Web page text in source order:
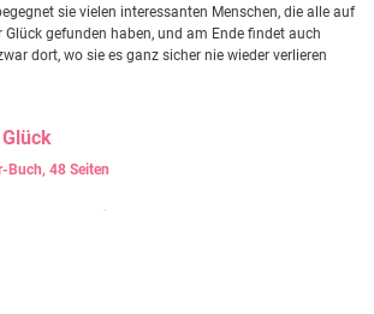
sie vielen interessanten Menschen, die alle auf
gefunden haben, und am Ende findet auch
dort, wo sie es ganz sicher nie wieder verlieren
Buch, 48 Seiten